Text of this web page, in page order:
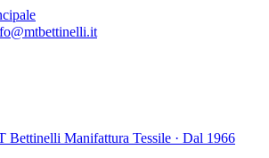
Bettinelli Manifattura Tessile · Dal 1966